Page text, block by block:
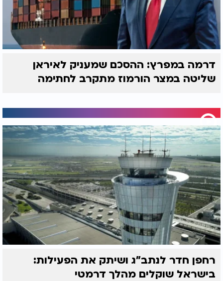
דרמה במפרץ: ההסכם שמעניק לאיראן
שליטה במצר הורמוז מתקרב לחתימה
רחפן חדר לנתב"ג ושיתק את הפעילות:
בישראל שוקלים מהלך דרמטי